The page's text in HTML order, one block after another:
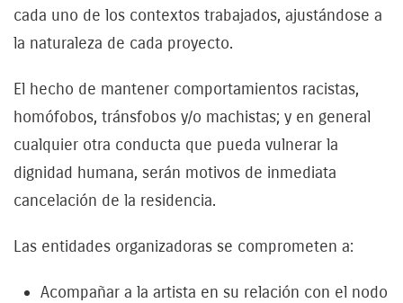
cada uno de los contextos trabajados, ajustándose a
la naturaleza de cada proyecto.
El hecho de mantener comportamientos racistas,
homófobos, tránsfobos y/o machistas; y en general
cualquier otra conducta que pueda vulnerar la
dignidad humana, serán motivos de inmediata
cancelación de la residencia.
Las entidades organizadoras se comprometen a:
Acompañar a la artista en su relación con el nodo